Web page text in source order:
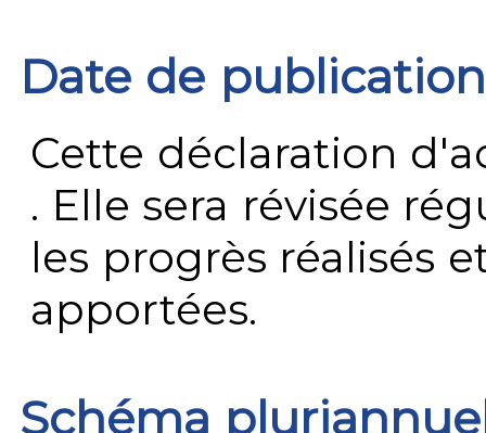
Date de publication
Cette déclaration
. Elle sera révisée
les progrès réalisés
apportées.
Schéma